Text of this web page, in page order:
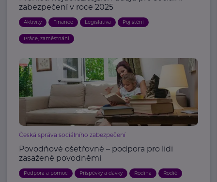
zabezpečení v roce 2025
Aktivity Finance Legislativa Pojištění
Práce, zaměstnání
Česká správa sociálního zabezpečení
Povodňové ošetřovné – podpora pro lidi
zasažené povodněmi
Podpora a pomoc Příspěvky a dávky Rodina Rodič